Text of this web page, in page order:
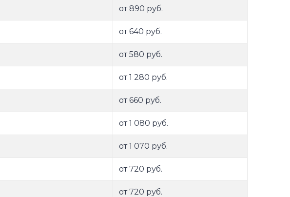
от 890 руб.
от 640 руб.
от 580 руб.
от 1 280 руб.
от 660 руб.
от 1 080 руб.
от 1 070 руб.
от 720 руб.
от 720 руб.